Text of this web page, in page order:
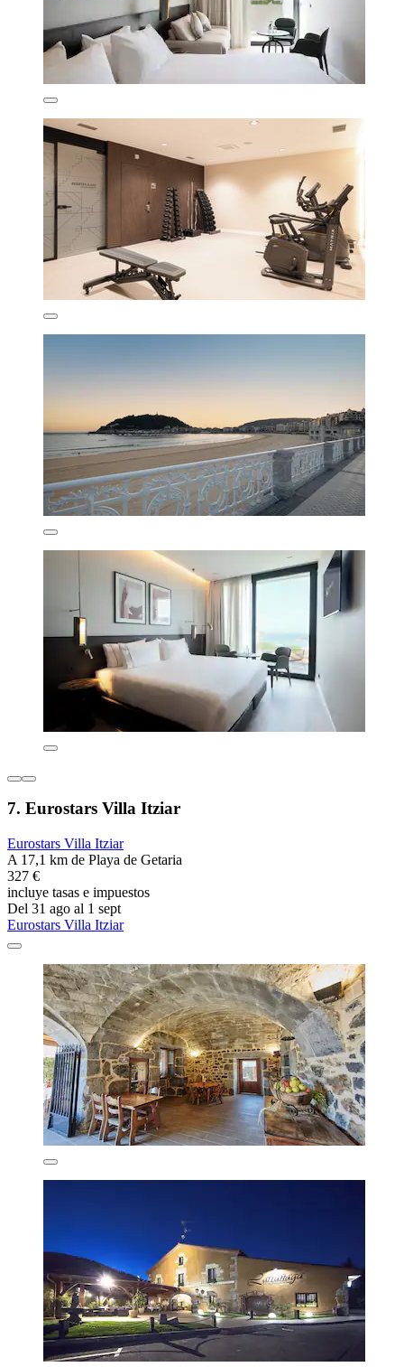
7. Eurostars Villa Itziar
Eurostars Villa Itziar
A 17,1 km de Playa de Getaria
327 €
incluye tasas e impuestos
Del 31 ago al 1 sept
Eurostars Villa Itziar